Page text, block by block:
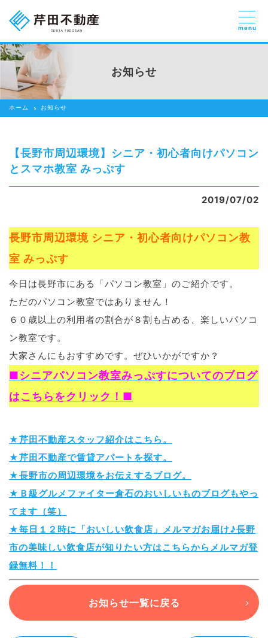
売りたい
貸したい方
借りたい
買いたい
賃貸管理のご提案
スタッフ紹介
会社紹介
ブログ
お部屋探し専用LINEはこちら
menu
お知らせ
ホーム お知らせ
【長野市周辺環境】シニア・初心者向けパソコン
とスマホ教室 みっぷす
2019/07/02
長野市周辺環境 シニア・初心者向けパソコン教
室 みっぷす
今日は長野市にある「パソコン教室」のご紹介です。
ただのパソコン教室ではありません！
６０歳以上の利用者の割合が８割も占める、楽しいパソコ
ン教室です。
大家さんにもおすすめです。ぜひいかがですか？
■シニアパソコン教室みっぷすについてのブログ
はこちらをクリック！■
★芹田不動産スタッフ紹介はこちら。
★芹田不動産で賃貸アパートを探す。
★長野市の周辺環境をお伝えするブログ。
★Ｂ級グルメファイター倉石のおいしいものブログもやっ
てます（笑）
★毎日１２時に「おいしい飲食店」メルマガお届け♪長野
市の美味しい飲食店が知りたい方はこちらからメルマガ登
録無料！！
お知らせ一覧に戻る